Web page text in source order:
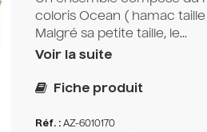
coloris Ocean ( hamac
Malgré sa petite taille, le...
Voir la suite
Fiche produit
Réf. : AZ-6010170